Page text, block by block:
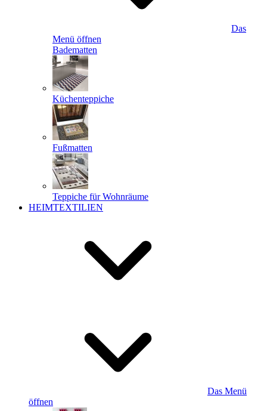
Das
Menü öffnen
Badematten
Küchenteppiche
Fußmatten
Teppiche für Wohnräume
HEIMTEXTILIEN
Das Menü
öffnen